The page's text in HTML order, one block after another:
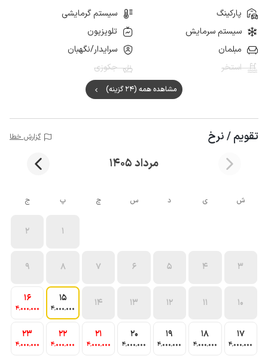
پارکینگ
سیستم گرمایشی
سیستم سرمایش
تلویزیون
مبلمان
سرایدار/نگهبان
استخر
جکوزی
مشاهده همه (24 گزینه)
تقویم / نرخ گزارش خطا
مرداد 1405
ش ی د س چ پ ج
1
2
3
4
5
6
7
8
9
10
11
12
13
14
15
4٬000٬000
16
4٬000٬000
17
4٬000٬000
18
4٬000٬000
19
4٬000٬000
20
4٬000٬000
21
4٬000٬000
22
4٬000٬000
23
4٬000٬000